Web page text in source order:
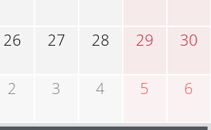
26 27 28 29 30
2 3 4 5 6